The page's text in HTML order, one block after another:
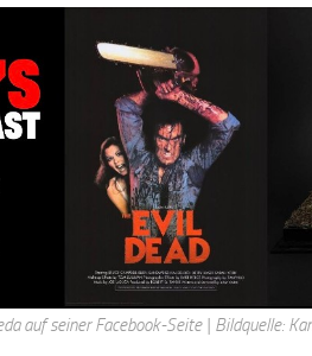
auf seiner Facebook-Seite| Bildquelle: